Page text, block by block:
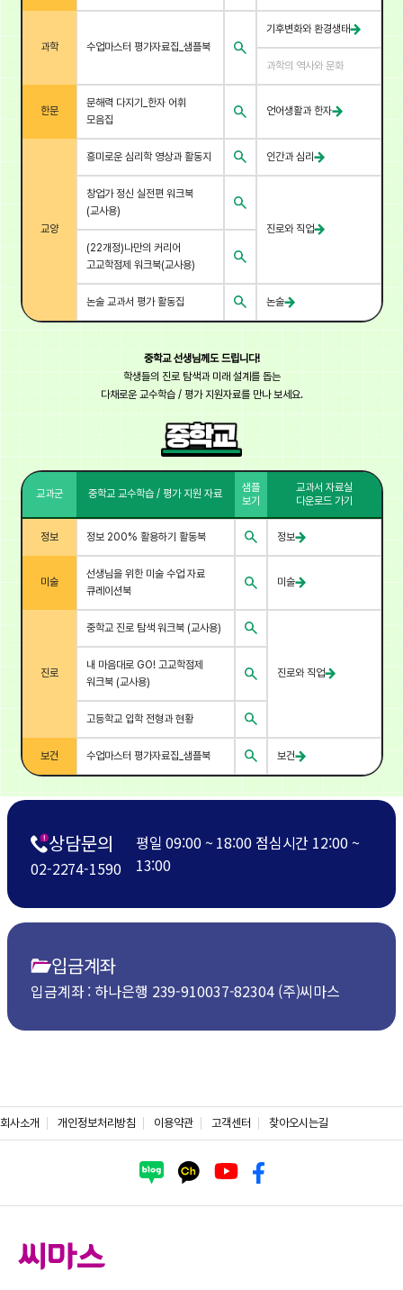
과학 수업마스터 평가자료집_샘플북
기후변화와 환경생태
과학의 역사와 문화
한문
문해력 다지기_한자 어휘
모음집
언어생활과 한자
교양
흥미로운 심리학 영상과 활동지 인간과 심리
창업가 정신 실전편 워크북
(교사용)
진로와 직업
(22개정)나만의 커리어
고교학점제 워크북(교사용)
논술 교과서 평가 활동집 논술
중학교 선생님께도 드립니다!
학생들의 진로 탐색과 미래 설계를 돕는
다채로운 교수학습 / 평가 지원자료를 만나 보세요.
교과군 중학교 교수학습 / 평가 지원 자료
샘플
보기
교과서 자료실
다운로드 가기
정보 정보 200% 활용하기 활동북 정보
미술
선생님을 위한 미술 수업 자료
큐레이션북
미술
진로
중학교 진로 탐색 워크북 (교사용)
진로와 직업
내 마음대로 GO! 고교학점제
워크북 (교사용)
고등학교 입학 전형과 현황
보건 수업마스터 평가자료집_샘플북 보건
상담문의
02-2274-1590
평일 09:00 ~ 18:00 점심시간 12:00 ~
13:00
입금계좌
입금계좌 : 하나은행 239-910037-82304 (주)씨마스
회사소개 개인정보처리방침 이용약관 고객센터 찾아오시는길